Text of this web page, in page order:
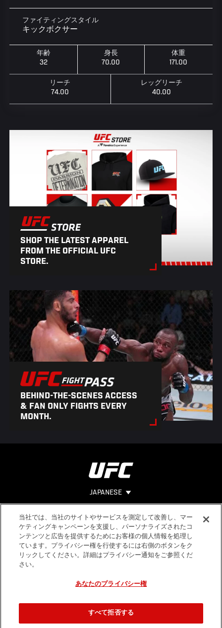
ファイティングスタイル
キックボクサー
年齢
32
身長
70.00
体重
171.00
リーチ
74.00
レッグリーチ
40.00
SHOP THE LATEST APPAREL
FROM THE OFFICIAL UFC
STORE.
BEHIND-THE-SCENES ACCESS
& FAN ONLY FIGHTS EVERY
MONTH.
JAPANESE
Footer ヘルプ
法的事項
利用規約
個人情報保
当社では、当社のサイトやサービスを測定して改善し、マー
ケティングキャンペーンを支援し、パーソナライズされたコ
ンテンツと広告を提供するためにお客様の個人情報を処理し
ています。プライバシー権を行使するには右側のボタンをク
リックしてください。詳細はプライバシー通知をご参照くだ
さい。
あなたのプライバシー権
すべて拒否する